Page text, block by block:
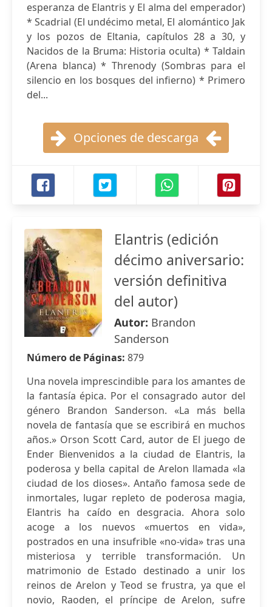
esperanza de Elantris y El alma del emperador)
* Scadrial (El undécimo metal, El alomántico Jak
y los pozos de Eltania, capítulos 28 a 30, y
Nacidos de la Bruma: Historia oculta) * Taldain
(Arena blanca) * Threnody (Sombras para el
silencio en los bosques del infierno) * Primero
del...
Opciones de descarga
Elantris (edición
décimo aniversario:
versión definitiva
del autor)
Autor: Brandon
Sanderson
Número de Páginas: 879
Una novela imprescindible para los amantes de
la fantasía épica. Por el consagrado autor del
género Brandon Sanderson. «La más bella
novela de fantasía que se escribirá en muchos
años.» Orson Scott Card, autor de El juego de
Ender Bienvenidos a la ciudad de Elantris, la
poderosa y bella capital de Arelon llamada «la
ciudad de los dioses». Antaño famosa sede de
inmortales, lugar repleto de poderosa magia,
Elantris ha caído en desgracia. Ahora solo
acoge a los nuevos «muertos en vida»,
postrados en una insufrible «no-vida» tras una
misteriosa y terrible transformación. Un
matrimonio de Estado destinado a unir los
reinos de Arelon y Teod se frustra, ya que el
novio, Raoden, el príncipe de Arelon, sufre